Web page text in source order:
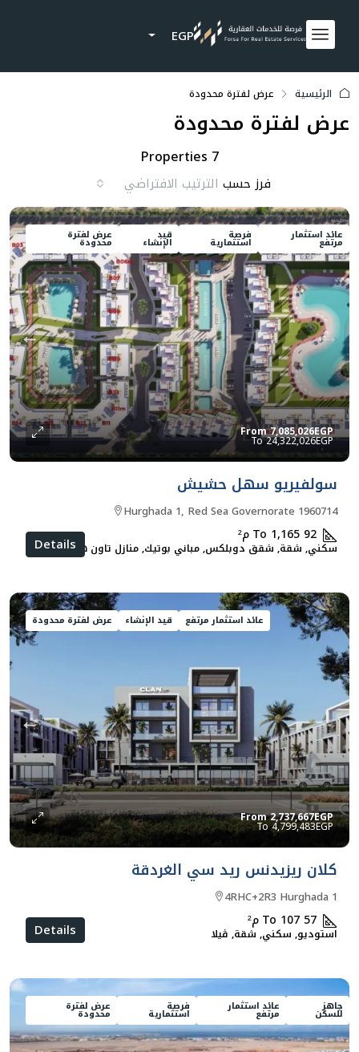
EGP
الرئيسية عرض لفترة محدودة
عرض لفترة محدودة
7 Properties
فرز حسب الترتيب الافتراضي
عائد استثمار
مرتفع
فرصة
استثمارية
قيد
الإنشاء
عرض لفترة
محدودة
From7,085,026EGP
24,322,026EGP
سولفيريو سهل حشيش
Hurghada 1, Red Sea Governorate 1960714
92 To 1,165 م²
سكني, شقة, شقق دوبلكس, مباني بوتيك, منازل تاون هاوسDetails
عائد استثمار مرتفع قيد الإنشاء عرض لفترة محدودة
From2,737,667EGP
4,799,483EGP
كلان ريزيدنس ريد سي الغردقة
4RHC+2R3 Hurghada 1
57 To 107 م²
استوديو, سكني, شقة, ڨيلا Details
جاهز
للسكن
عائد استثمار
مرتفع
فرصة
استثمارية
عرض لفترة
محدودة